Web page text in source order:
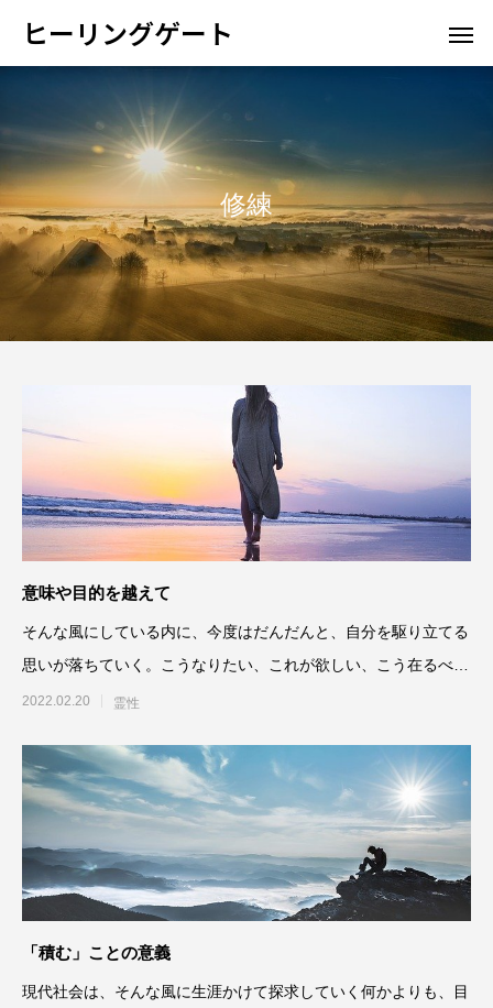
ヒーリングゲート
修練
意味や目的を越えて
そんな風にしている内に、今度はだんだんと、自分を駆り立てる
思いが落ちていく。こうなりたい、これが欲しい、こう在るべき
という欲が薄くなっていく
2022.02.20 霊性
「積む」ことの意義
現代社会は、そんな風に生涯かけて探求していく何かよりも、目